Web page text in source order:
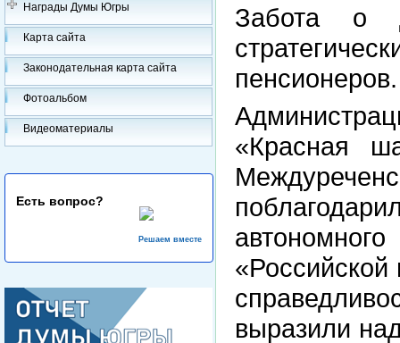
Награды Думы Югры
Карта сайта
Законодательная карта сайта
Фотоальбом
Видеоматериалы
Есть вопрос?
Решаем вместе
Забота о
пенсионеров.
«Красная
выразили